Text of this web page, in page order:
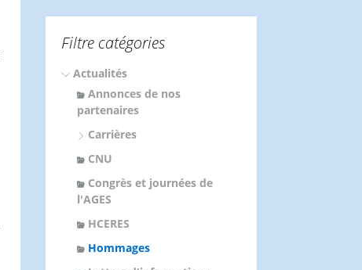
r
h
Filtre catégories
Actualités
Annonces de nos
partenaires
Carrières
CNU
Congrès et journées de
l'AGES
HCERES
Hommages